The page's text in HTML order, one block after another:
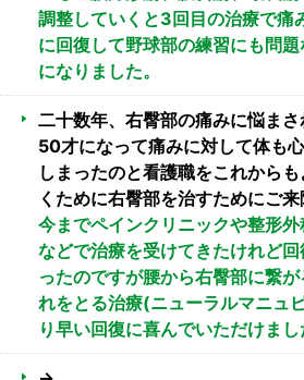
調整していくと3回目の治療で痛
に回復して野球部の練習にも問
になりました。
二十数年、右臀部の痛みに悩ま
50才になって痛みに対して体も
しまったのと看護職をこれから
くために右臀部を治すためにご
今までペインクリニックや整形
などで治療を受けてきたけれど
ったのですが腰から右臀部に繋
れをとる治療(ニューラルマニュ
り早い回復に喜んでいただけまし